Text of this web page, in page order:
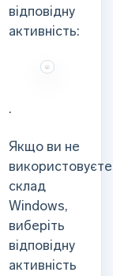
відповідну
активність:
.
Якщо ви не
використовуєте
склад
Windows,
виберіть
відповідну
активність